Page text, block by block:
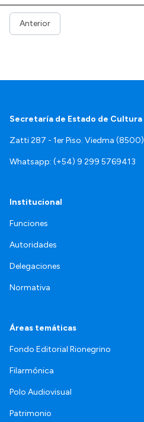
Anterior
Secretaría de Estado de Cultura
Zatti 287 - 1er Piso. Viedma (8500)
Whatsapp: (+54) 9 299 5769413
Institucional
Funciones
Autoridades
Delegaciones
Normativa
Áreas temáticas
Fondo Editorial Rionegrino
Filarmónica
Polo Audiovisual
Patrimonio